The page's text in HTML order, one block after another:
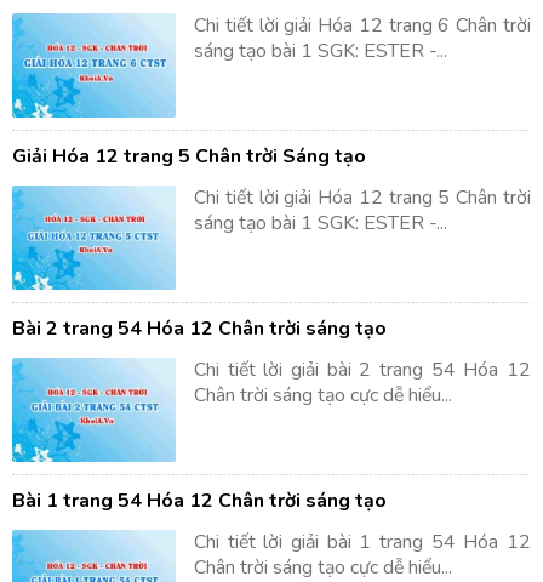
Chi tiết lời giải Hóa 12 trang 6 Chân trời
sáng tạo bài 1 SGK: ESTER -...
Giải Hóa 12 trang 5 Chân trời Sáng tạo
Chi tiết lời giải Hóa 12 trang 5 Chân trời
sáng tạo bài 1 SGK: ESTER -...
Bài 2 trang 54 Hóa 12 Chân trời sáng tạo
Chi tiết lời giải bài 2 trang 54 Hóa 12
Chân trời sáng tạo cực dễ hiểu...
Bài 1 trang 54 Hóa 12 Chân trời sáng tạo
Chi tiết lời giải bài 1 trang 54 Hóa 12
Chân trời sáng tạo cực dễ hiểu...